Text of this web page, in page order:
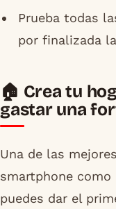
Prueba todas
por finalizada
🏠 Crea tu
gastar una
Una de las
smartphone
puedes dar el